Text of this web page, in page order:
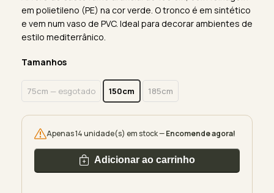
em polietileno (PE) na cor verde. O tronco é em sintético
e vem num vaso de PVC. Ideal para decorar ambientes de
estilo mediterrânico.
Tamanhos
75cm — esgotado 150cm 185cm
Apenas 14 unidade(s) em stock —Encomende agora!
Adicionar ao carrinho